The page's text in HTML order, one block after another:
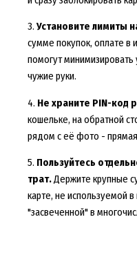
3. Установите лимиты
сумме покупок, оплате в
помогут минимизировать
чужие руки.
4. Не храните PIN-код
кошельке, на обратной
рядом с её фото -
5. Пользуйтесь
трат.Держите крупные
карте, не используемой
"засвеченной" в